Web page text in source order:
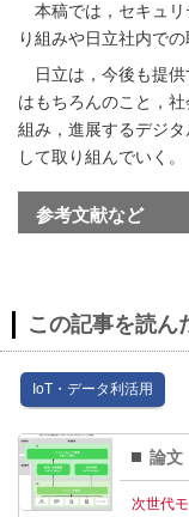
本稿では，セキュ
り組みや日立社内で
日立は，今後も提
はもちろんのこと，
組み，進展するデジ
して取り組んでいく。
参考文献など
この記事を読ん
IoT・データ利活⽤
論文
次世代